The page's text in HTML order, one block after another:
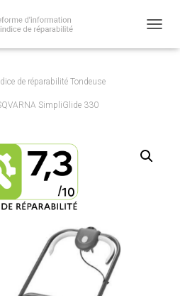
de réparabilité Tondeuse
SimpliGlide 330